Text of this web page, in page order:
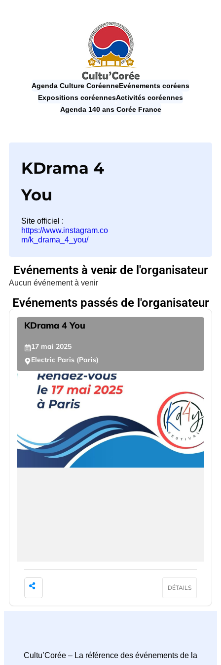
Agenda Culture CoréenneEvénements coréens
Expositions coréennesActivités coréennes
Agenda 140 ans Corée France
KDrama 4
You
Site officiel :
https://www.instagram.co
m/k_drama_4_you/
Evénements à venir de l'organisateur
Aucun événement à venir
Evénements passés de l'organisateur
KDrama 4 You
17 mai 2025
Electric Paris (Paris)
DÉTAILS
Cultu’Corée – La référence des événements de la